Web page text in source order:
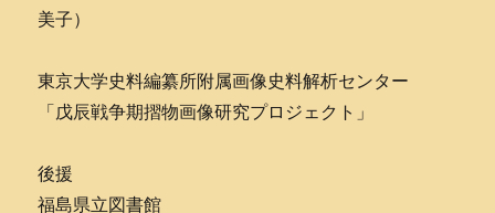
美子）
東京大学史料編纂所附属画像史料解析センター
「戊辰戦争期摺物画像研究プロジェクト」
後援
福島県立図書館